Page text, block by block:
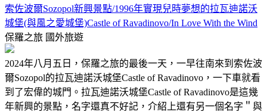
索佐波爾Sozopol新興景點/1996年實現兒時夢想的拉瓦迪諾沃
城堡(與風之愛城堡)Castle of Ravadinovo/In Love With the Wind
保羅之旅 國外旅遊
2024年八月五日，保羅之旅的最後一天，一早往南來到索佐波
爾Sozopol的拉瓦迪諾沃城堡Castle of Ravadinovo，一下車就看
到了宏偉的城門。拉瓦迪諾沃城堡Castle of Ravadinovo是這幾
年新興的景點，名字還真不好記，介紹上還有另一個名字＂與